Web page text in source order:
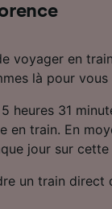
voyager en
là pour vous
heures 31
en train. En
jour sur cette
un train direct